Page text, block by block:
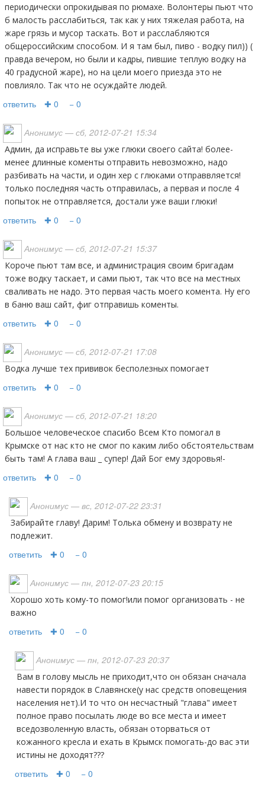
периодически опрокидывая по рюмахе. Волонтеры пьют что
б малость расслабиться, так как у них тяжелая работа, на
жаре грязь и мусор таскать. Вот и расслабляются
общероссийским способом. И я там был, пиво - водку пил)) (
правда вечером, но были и кадры, пившие теплую водку на
40 градусной жаре), но на цели моего приезда это не
повлияло. Так что не осуждайте людей.
ответить ✚ 0 − 0
Анонимус — сб, 2012-07-21 15:34
Админ, да исправьте вы уже глюки своего сайта! более-
менее длинные коменты отправить невозможно, надо
разбивать на части, и один хер с глюками отправвляется!
только последняя часть отправилась, а первая и после 4
попыток не отправляется, достали уже ваши глюки!
ответить ✚ 0 − 0
Анонимус — сб, 2012-07-21 15:37
Короче пьют там все, и администрация своим бригадам
тоже водку таскает, и сами пьют, так что все на местных
сваливать не надо. Это первая часть моего комента. Ну его
в баню ваш сайт, фиг отправишь коменты.
ответить ✚ 0 − 0
Анонимус — сб, 2012-07-21 17:08
Водка лучше тех прививок бесполезных помогает
ответить ✚ 0 − 0
Анонимус — сб, 2012-07-21 18:20
Большое человеческое спасибо Всем Кто помогал в
Крымске от нас кто не смог по каким либо обстоятельствам
быть там! А глава ваш _ супер! Дай Бог ему здоровья!-
ответить ✚ 0 − 0
Анонимус — вс, 2012-07-22 23:31
Забирайте главу! Дарим! Толька обмену и возврату не
подлежит.
ответить ✚ 0 − 0
Анонимус — пн, 2012-07-23 20:15
хорошо хоть кому-то помог!или помог организовать - не
важно
ответить ✚ 0 − 0
Анонимус — пн, 2012-07-23 20:37
Вам в голову мысль не приходит,что он обязан сначала
навести порядок в Славянске(у нас средств оповещения
населения нет).И то что он несчастный "глава" имеет
полное право посылать люде во все места и имеет
вседозволенную власть, обязан оторваться от
кожанного кресла и ехать в Крымск помогать-до вас эти
истины не доходят???
ответить ✚ 0 − 0